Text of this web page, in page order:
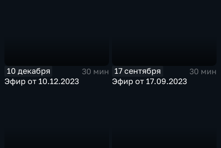
10 декабря
30 мин
Эфир от 10.12.2023
17 сентября
30 мин
Эфир от 17.09.2023